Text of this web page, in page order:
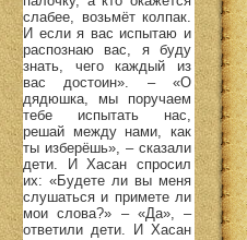
слабее, возьмёт колпак.
И если я вас испытаю и
распознаю вас, я буду
знать, чего каждый из
вас достоин». – «О
дядюшка, мы поручаем
тебе испытать нас,
решай между нами, как
ты изберёшь», – сказали
дети. И Хасан спросил
их: «Будете ли вы меня
слушаться и примете ли
мои слова?» – «Да», –
ответили дети. И Хасан